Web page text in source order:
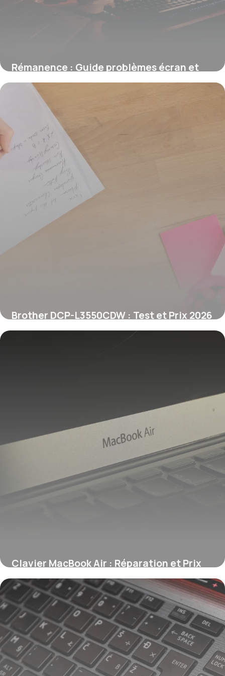
Rémanence : Guide problèmes écran et
solutions
8 juin 2026
Brother DCP-L3550CDW : Test et Prix 2026
6 juin 2026
Clavier MacBook Air : Réparation et Prix
2026
5 juin 2026